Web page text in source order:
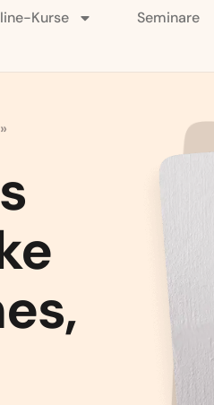
Kurse Seminare